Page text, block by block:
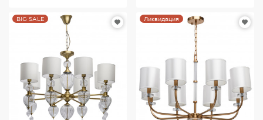
BIG SALE Ликвидация